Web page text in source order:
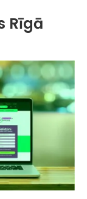
Rīgā